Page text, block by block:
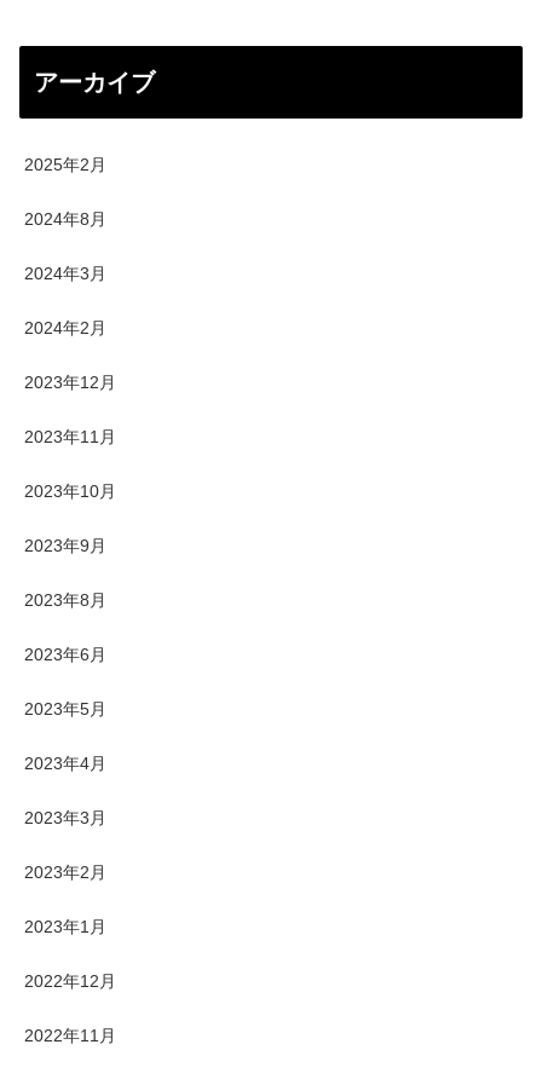
アーカイブ
2025年2月
2024年8月
2024年3月
2024年2月
2023年12月
2023年11月
2023年10月
2023年9月
2023年8月
2023年6月
2023年5月
2023年4月
2023年3月
2023年2月
2023年1月
2022年12月
2022年11月